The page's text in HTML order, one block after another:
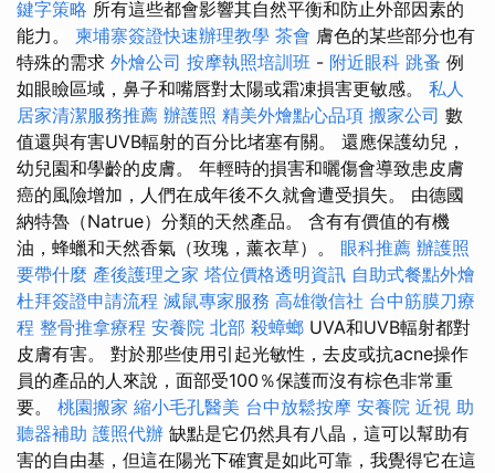
鍵字策略 所有這些都會影響其自然平衡和防止外部因素的
能力。 柬埔寨簽證快速辦理教學 茶會 膚色的某些部分也有
特殊的需求 外燴公司 按摩執照培訓班 - 附近眼科 跳蚤 例
如眼瞼區域，鼻子和嘴唇對太陽或霜凍損害更敏感。 私人
居家清潔服務推薦 辦護照 精美外燴點心品項 搬家公司 數
值還與有害UVB輻射的百分比堵塞有關。 還應保護幼兒，
幼兒園和學齡的皮膚。 年輕時的損害和曬傷會導致患皮膚
癌的風險增加，人們在成年後不久就會遭受損失。 由德國
納特魯（Natrue）分類的天然產品。 含有有價值的有機
油，蜂蠟和天然香氣（玫瑰，薰衣草）。 眼科推薦 辦護照
要帶什麼 產後護理之家 塔位價格透明資訊 自助式餐點外燴
杜拜簽證申請流程 滅鼠專家服務 高雄徵信社 台中筋膜刀療
程 整骨推拿療程 安養院 北部 殺蟑螂 UVA和UVB輻射都對
皮膚有害。 對於那些使用引起光敏性，去皮或抗acne操作
員的產品的人來說，面部受100％保護而沒有棕色非常重
要。 桃園搬家 縮小毛孔醫美 台中放鬆按摩 安養院 近視 助
聽器補助 護照代辦 缺點是它仍然具有八晶，這可以幫助有
害的自由基，但這在陽光下確實是如此可靠，我覺得它在這